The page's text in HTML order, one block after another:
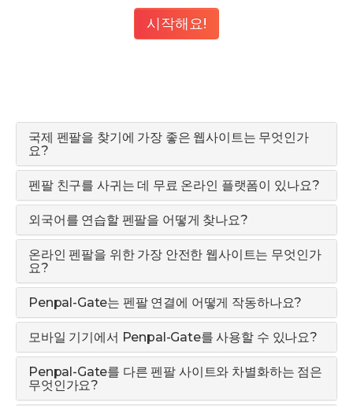
시작해요!
국제 펜팔을 찾기에 가장 좋은 웹사이트는 무엇인가
요?
펜팔 친구를 사귀는 데 무료 온라인 플랫폼이 있나요?
외국어를 연습할 펜팔을 어떻게 찾나요?
온라인 펜팔을 위한 가장 안전한 웹사이트는 무엇인가
요?
Penpal-Gate는 펜팔 연결에 어떻게 작동하나요?
모바일 기기에서 Penpal-Gate를 사용할 수 있나요?
Penpal-Gate를 다른 펜팔 사이트와 차별화하는 점은
무엇인가요?